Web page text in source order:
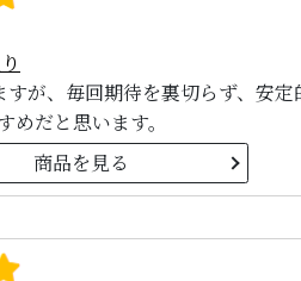
が、毎回期待を裏切らず、安定
だと思います。
商品を見る